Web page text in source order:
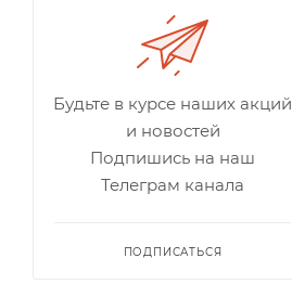
Будьте в курсе наших акций
и новостей
Подпишись на наш
Телеграм канала
ПОДПИСАТЬСЯ